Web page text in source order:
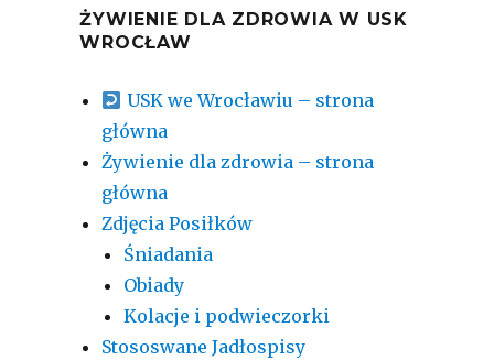
ŻYWIENIE DLA ZDROWIA W USK
WROCŁAW
USK we Wrocławiu – strona
główna
Żywienie dla zdrowia – strona
główna
Zdjęcia Posiłków
Śniadania
Obiady
Kolacje i podwieczorki
Stososwane Jadłospisy